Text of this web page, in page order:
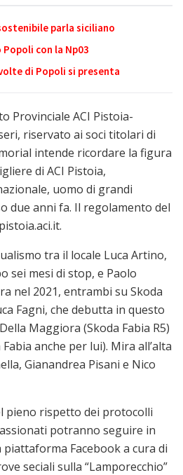
parla siciliano
con la Np03
di Popoli si presenta
Provinciale ACI Pistoia-
riservato ai soci titolari di
intende ricordare la figura
di ACI Pistoia,
uomo di grandi
due anni fa. Il regolamento del
tra il locale Luca Artino,
sei mesi di stop, e Paolo
nel 2021, entrambi su Skoda
Fagni, che debutta in questo
Maggiora (Skoda Fabia R5)
anche per lui). Mira all’alta
Gianandrea Pisani e Nico
pieno rispetto dei protocolli
potranno seguire in
Facebook a cura di
seciali sulla “Lamporecchio”